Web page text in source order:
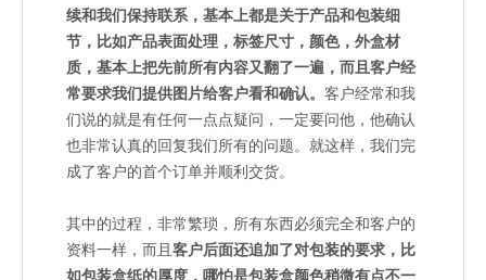
续和我们保持联系，基本上都是关于产品和包装细
节，比如产品表面处理，标签尺寸，颜色，外盒材
质，基本上把先前所有内容又翻了一遍，而且客户经
常要求我们提供图片给客户看和确认。 客户经常和我
们说的就是有任何一点点疑问，一定要问他，他确认
也非常认真的回复我们所有的问题。就这样，我们完
成了客户的首个订单并顺利交货。
其中的过程，非常繁琐，所有东西必须完全和客户的
资料一样，而且 客户后面还追加了对包装的要求，比
如包装盒纸的厚度，哪怕是包装盒颜色稍微有点不一